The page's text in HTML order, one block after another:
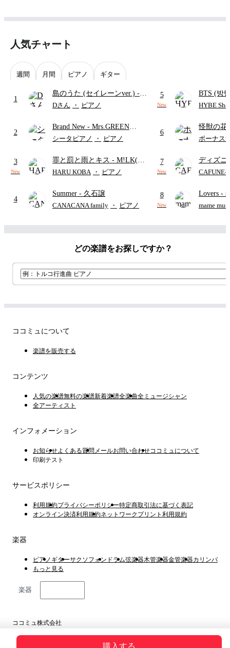
人気チャート
週間 月間 ピアノ ギター
1
島のうた (セイレーンver.) -
セイレーン(CV.鈴木みのり)
ード・ペダル付き/『映画ちい
かわ 人魚の島のひみつ』よ
Dさん ・ ピアノ
2
Brand New - Mrs.GREEN
APPLE
シータピアノ ・ ピアノ
3
New
罪と罰と雨とキス - M!LK(佐
野勇斗&吉田仁人)
HARU KOBA ・ ピアノ
4
Summer - 久石譲
CANACANA family ・ ピアノ
5
New
BTS (방
HYBE
6
怪獣の
ードパー
ボーナス
7
New
ディズ
レー-
ード有)
CAFUNE-
8
New
Lovers -
ト)
mame
どの楽譜をお探しですか？
購入する
ココミュについて
楽譜を販売する
コンテンツ
人気の楽譜無料の楽譜新着楽譜全楽曲全ミュージシャン
全アーティスト
インフォメーション
お知らせよくある質問 メールお問い合わせココミュについて
印刷テスト
サービスポリシー
利用規約プライバシーポリシー特定商取引法に基づく表記
オンライン決済利用規約ネットワークプリント利用規約
楽器
ピアノ ギターサクソフォン ドラム弦楽器木管楽器金管楽器カリンバ
もっと見る
楽器
ココミュ株式会社